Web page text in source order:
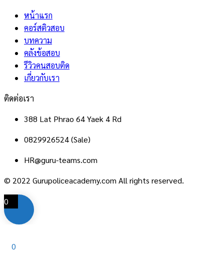
หน้าแรก
คอร์สติวสอบ
บทความ
คลังข้อสอบ
รีวิวคนสอบติด
เกี่ยวกับเรา
ติดต่อเรา
388 Lat Phrao 64 Yaek 4 Rd
0829926524 (Sale)
HR@guru-teams.com
© 2022 Gurupoliceacademy.com All rights reserved.
0
0